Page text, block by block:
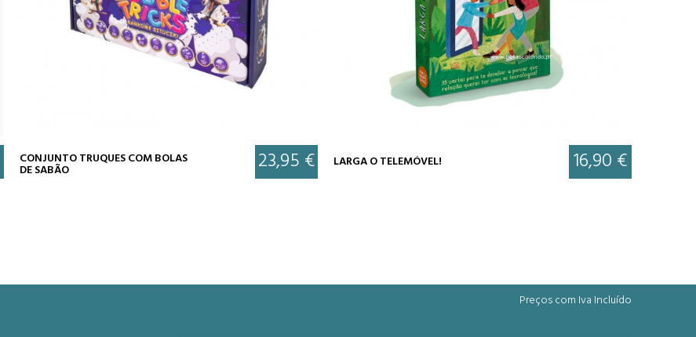
CONJUNTO TRUQUES COM BOLAS
DE SABÃO 23,95 € LARGA O TELEMÓVEL! 16,90 €
Preços com Iva Incluído